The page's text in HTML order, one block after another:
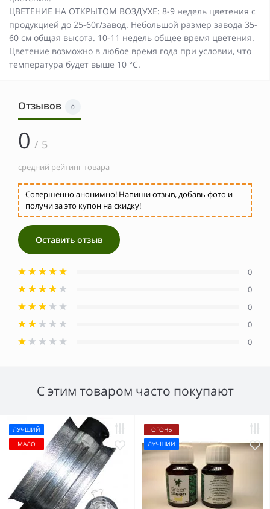
ЦВЕТЕНИЕ НА ОТКРЫТОМ ВОЗДУХЕ: 8-9 недель цветения с
продукцией до 25-60г/завод. Небольшой размер завода 35-
60 см общая высота. 10-11 недель общее время цветения.
Цветение возможно в любое время года при условии, что
температура будет выше 10 °C.
Отзывов 0
0 / 5
средний рейтинг товара
Совершенно анонимно! Напиши отзыв, добавь фото и
получи за это купон на скидку!
Оставить отзыв
0
0
0
0
0
С этим товаром часто покупают
ЛУЧШИЙ
МАЛО
ОГОНЬ
ЛУЧШИЙ